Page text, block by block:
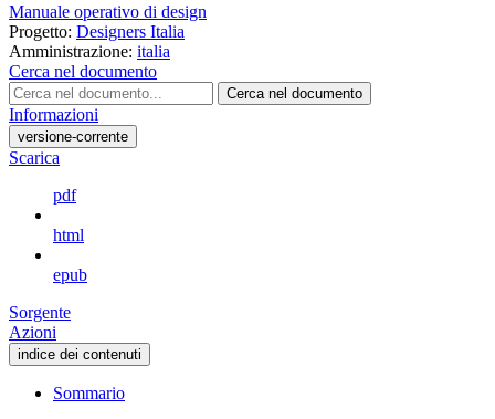
Manuale operativo di design
Progetto: Designers Italia
Amministrazione: italia
Cerca nel documento
Cerca nel documento
Informazioni
versione-corrente
Scarica
pdf
html
epub
Sorgente
Azioni
indice dei contenuti
Sommario